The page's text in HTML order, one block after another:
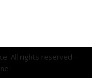
All rights reserved -